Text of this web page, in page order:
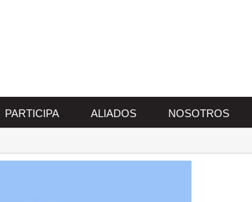
PARTICIPA ALIADOS NOSOTROS